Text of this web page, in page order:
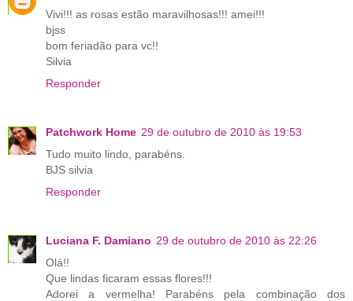
Vivi!!! as rosas estão maravilhosas!!! amei!!!
bjss
bom feriadão para vc!!
Silvia
Responder
Patchwork Home 29 de outubro de 2010 às 19:53
Tudo muito lindo, parabéns.
BJS silvia
Responder
Luciana F. Damiano 29 de outubro de 2010 às 22:26
Olá!!
Que lindas ficaram essas flores!!!
Adorei a vermelha! Parabéns pela combinação dos